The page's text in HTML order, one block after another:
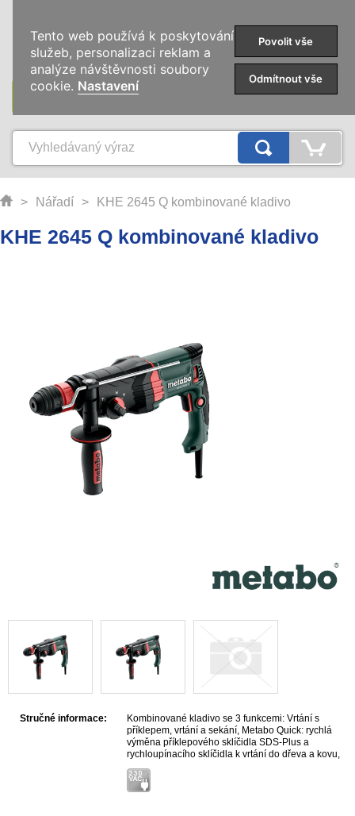
KATEGORIE
> Nářadí > KHE 2645 Q kombinované kladivo
KHE 2645 Q kombinované kladivo
Stručné informace:
Kombinované kladivo se 3 funkcemi: Vrtání s
příklepem, vrtání a sekání, Metabo Quick: rychlá
výměna příklepového sklíčidla SDS-Plus a
rychloupínacího sklíčidla k vrtání do dřeva a kovu,
Elektronika Vario (V) k práci s odpovídajícími
otáčkami, Bezpečnostní spojka Metabo S-automatic:
Mechanické odpojení pohonu při zablokování
Tento web používá k poskytování
služeb, personalizaci reklam a
analýze návštěvnosti soubory
cookie. Nastavení
Povolit vše
Odmítnout vše